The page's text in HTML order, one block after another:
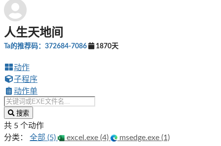
人生天地间
Ta的推荐码：372684-7086 1870天
动作
子程序
动作单
搜索
共 5 个动作
分类：
全部 (5) excel.exe (4) msedge.exe (1)